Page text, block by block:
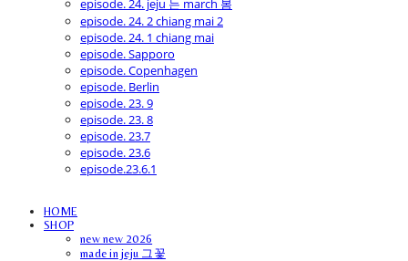
episode. 24. jeju 는 march 봄
episode. 24. 2 chiang mai 2
episode. 24. 1 chiang mai
episode. Sapporo
episode. Copenhagen
episode. Berlin
episode. 23. 9
episode. 23. 8
episode. 23.7
episode. 23.6
episode.23.6.1
HOME
SHOP
new new 2026
made in jeju 그꽃